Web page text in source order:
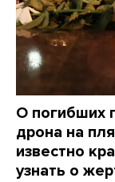
О погибших
дрона на
известно
узнать о